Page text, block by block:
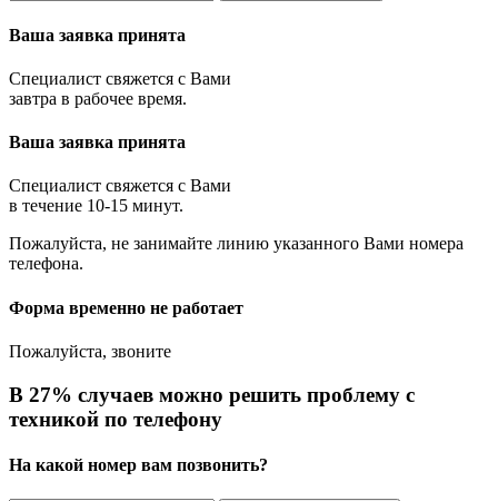
Ваша заявка принята
Специалист свяжется с Вами
завтра в рабочее время.
Ваша заявка принята
Специалист свяжется с Вами
в течение 10-15 минут.
Пожалуйста, не занимайте линию указанного Вами номера
телефона.
Форма временно не работает
Пожалуйста, звоните
В 27% случаев можно решить проблему с
техникой по телефону
На какой номер вам позвонить?